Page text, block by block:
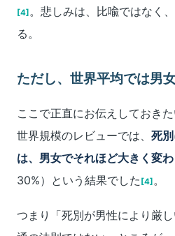
[4] 。悲しみは、比喩ではなく
る。
ただし、世界平均では男
ここで正直にお伝えしておき
世界規模のレビューでは、 死
は、男女でそれほど大きく変
30%）という結果でした [4] 。
つまり「死別が男性により厳